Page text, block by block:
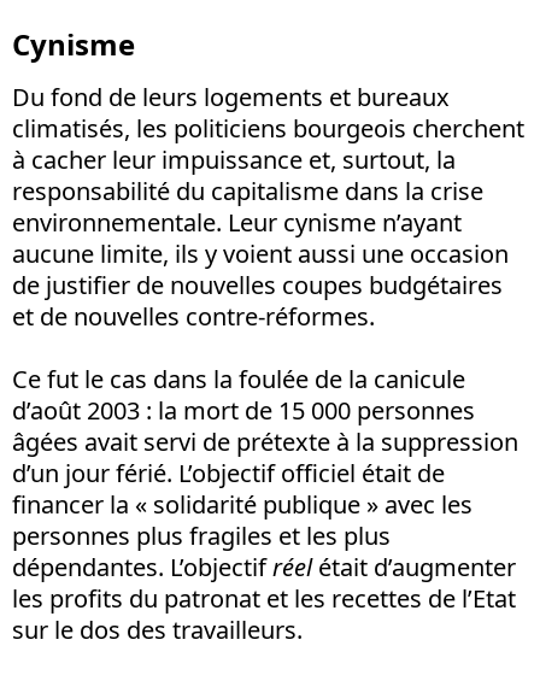
Cynisme
Du fond de leurs logements et bureaux
climatisés, les politiciens bourgeois cherchent
à cacher leur impuissance et, surtout, la
responsabilité du capitalisme dans la crise
environnementale. Leur cynisme n’ayant
aucune limite, ils y voient aussi une occasion
de justifier de nouvelles coupes budgétaires
et de nouvelles contre-réformes.
Ce fut le cas dans la foulée de la canicule
d’août 2003 : la mort de 15 000 personnes
âgées avait servi de prétexte à la suppression
d’un jour férié. L’objectif officiel était de
financer la « solidarité publique » avec les
personnes plus fragiles et les plus
dépendantes. L’objectifréelétait d’augmenter
les profits du patronat et les recettes de l’Etat
sur le dos des travailleurs.